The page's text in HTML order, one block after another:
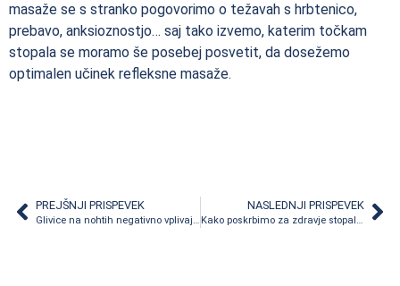
masaže se s stranko pogovorimo o težavah s hrbtenico,
prebavo, anksioznostjo… saj tako izvemo, katerim točkam
stopala se moramo še posebej posvetit, da dosežemo
optimalen učinek refleksne masaže.
PREJŠNJI PRISPEVEK
Glivice na nohtih negativno vplivajo na naš imunski sistem
NASLEDNJI PRISPEVEK
Kako poskrbimo za zdravje stopal doma?